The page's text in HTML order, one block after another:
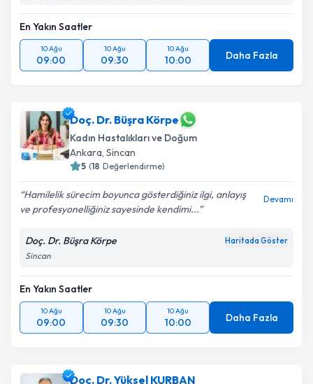
En Yakın Saatler
10 Ağu
09:00
10 Ağu
09:30
10 Ağu
10:00 Daha Fazla
Doç. Dr. Büşra Körpe
Kadın Hastalıkları ve Doğum
Ankara, Sincan
5 (18 Değerlendirme)
Hamilelik sürecim boyunca gösterdiğiniz ilgi, anlayış
ve profesyonelliğiniz sayesinde kendimi...
Devamı
Doç. Dr. Büşra Körpe Haritada Göster
Sincan
En Yakın Saatler
10 Ağu
09:00
10 Ağu
09:30
10 Ağu
10:00 Daha Fazla
Doç. Dr. Yüksel KURBAN